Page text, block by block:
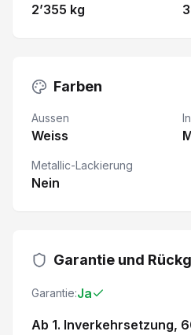
2’355 kg
Farben
Aussen
Weiss
Metallic-Lackierung
Nein
Garantie und
Garantie:Ja
Ab 1. Inverkehrsetzung,